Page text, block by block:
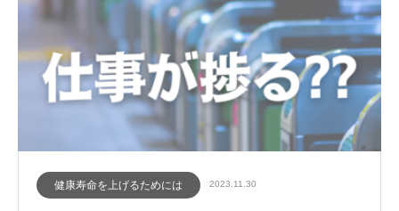
健康寿命を上げるためには 2023.11.30